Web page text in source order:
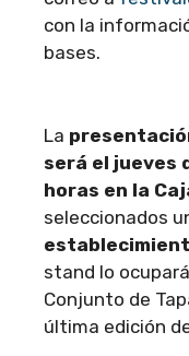
con la
bases.
La
será el jueves
horas en la
seleccionados
stand lo
Conjunto de
última edición